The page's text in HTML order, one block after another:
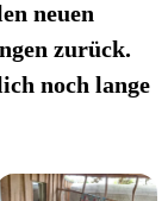
neuen
zurück.
noch lange